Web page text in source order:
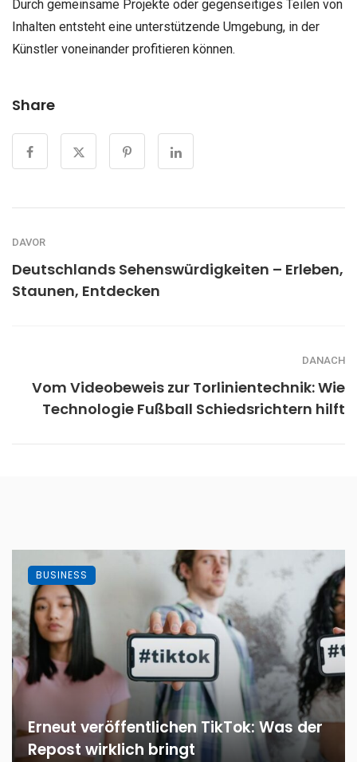
Durch gemeinsame Projekte oder gegenseitiges Teilen von
Inhalten entsteht eine unterstützende Umgebung, in der
Künstler voneinander profitieren können.
Share
DAVOR
Deutschlands Sehenswürdigkeiten – Erleben,
Staunen, Entdecken
DANACH
Vom Videobeweis zur Torlinientechnik: Wie
Technologie Fußball Schiedsrichtern hilft
Erneut veröffentlichen TikTok: Was der
Repost wirklich bringt
BUSINESS